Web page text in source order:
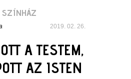
SZÍNHÁZ
2019. 02. 26.
A TESTEM,
AZ ISTEN